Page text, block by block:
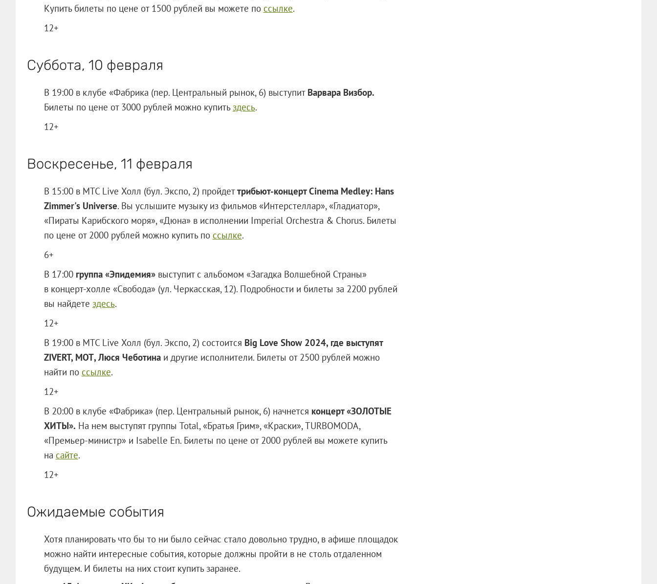
Купить билеты по цене от 1500 рублей вы можете по ссылке.
12+
Суббота, 10 февраля
В 19:00 в клубе «Фабрика (пер. Центральный рынок, 6) выступит Варвара Визбор.
Билеты по цене от 3000 рублей можно купить здесь.
12+
Воскресенье, 11 февраля
В 15:00 в МТС Live Холл (бул. Экспо, 2) пройдеттрибьют-концерт Cinema Medley: Hans
Zimmer's Universe. Вы услышите музыку из фильмов «Интерстеллар», «Гладиатор»,
«Пираты Карибского моря», «Дюна» в исполнении Imperial Orchestra & Chorus. Билеты
по цене от 2000 рублей можно купить по ссылке.
6+
В 17:00группа «Эпидемия» выступит с альбомом «Загадка Волшебной Страны»
в концерт-холле «Свобода» (ул. Черкасская, 12). Подробности и билеты за 2200 рублей
вы найдете здесь.
12+
В 19:00 в МТС Live Холл (бул. Экспо, 2) состоится Big Love Show 2024, где выступят
ZIVERT, МОТ, Люся Чеботинаи другие исполнители. Билеты от 2500 рублей можно
найти по ссылке.
12+
В 20:00 в клубе «Фабрика» (пер. Центральный рынок, 6) начнется концерт «ЗОЛОТЫЕ
ХИТЫ». На нем выступят группы Total, «Братья Грим», «Краски», TURBOMODA,
«Премьер-министр» и Isabelle En. Билеты по цене от 2000 рублей вы можете купить
на сайте.
12+
Ожидаемые события
Хотя планировать что бы то ни было сейчас стало довольно трудно, в афише площадок
можно найти интересные события, которые должны пройти в не столь отдаленном
будущем. И билеты на них стоит купить заранее.